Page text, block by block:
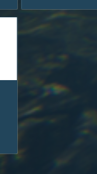
Купить в 1 клик